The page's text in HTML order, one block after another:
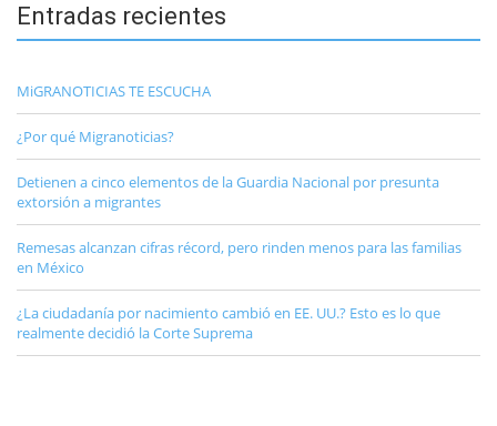
Entradas recientes
MiGRANOTICIAS TE ESCUCHA
¿Por qué Migranoticias?
Detienen a cinco elementos de la Guardia Nacional por presunta
extorsión a migrantes
Remesas alcanzan cifras récord, pero rinden menos para las familias
en México
¿La ciudadanía por nacimiento cambió en EE. UU.? Esto es lo que
realmente decidió la Corte Suprema